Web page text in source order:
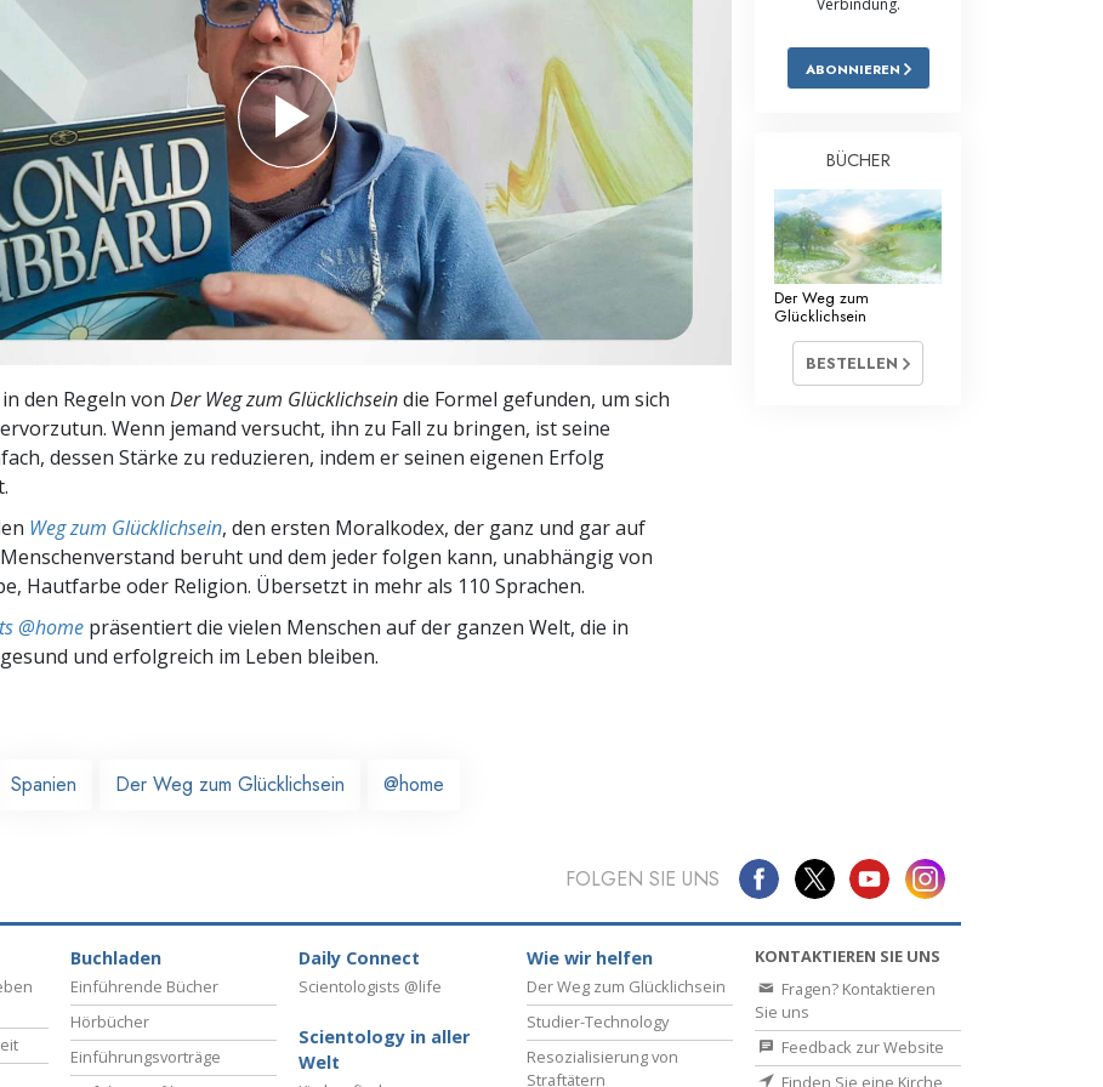
– Was ist Größe?
Antworten auf das Drogenproblem
Kinder
Werkzeuge für den Arbeitsplatz
Ethik und die Zustände
Die Ursache von Unterdrückung
Grundlagen des Organisierens
Die Grundlagen von Public Relations
den Regeln von Der Weg zum Glücklichseindie Formel gefunden, um sich
Wenn jemand versucht, ihn zu Fall zu bringen, ist seine
dessen Stärke zu reduzieren, indem er seinen eigenen Erfolg
Weg zum Glücklichsein, den ersten Moralkodex, der ganz und gar auf
beruht und dem jeder folgen kann, unabhängig von
Hautfarbe oder Religion. Übersetzt in mehr als 110 Sprachen.
@home präsentiert die vielen Menschen auf der ganzen Welt, die in
und erfolgreich im Leben bleiben.
Spanien Der Weg zum Glücklichsein @home
Verbindung.
ABONNIEREN
BÜCHER
Der Weg zum
Glücklichsein
BESTELLEN
FOLGEN SIE UNS
Buchladen
Einführende Bücher
Hörbücher
Einführungsvorträge
Daily Connect
Scientologists @life
Scientology in aller
Welt
Wie wir helfen
Der Weg zum Glücklichsein
Studier-Technology
Resozialisierung von
Straftätern
KONTAKTIEREN SIE UNS
Fragen? Kontaktieren
Sie uns
Feedback zur Website
Finden Sie eine Kirche